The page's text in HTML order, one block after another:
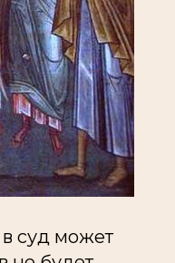
в суд может